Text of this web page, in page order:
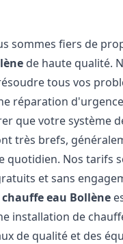
sommes fiers de
de haute qualité.
tous vos
réparation
que votre système
très brefs,
quotidien. Nos tarifs
et sans
eau Bollène
installation de
de qualité et des